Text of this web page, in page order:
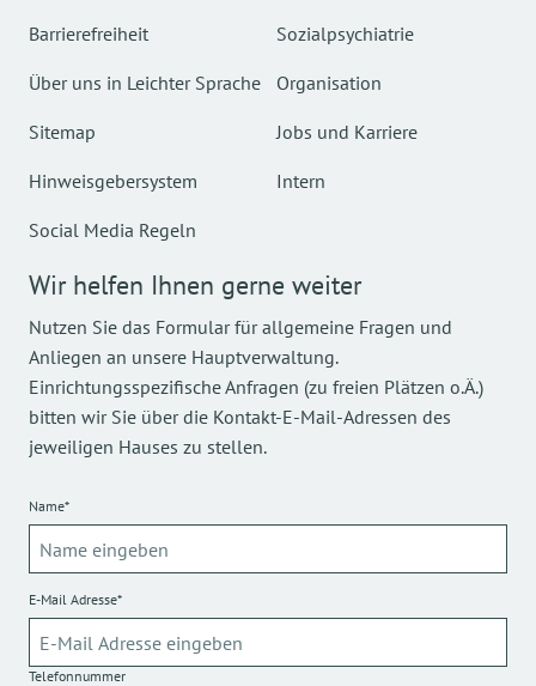
Barrierefreiheit
Über uns in Leichter Sprache
Sitemap
Hinweisgebersystem
Social Media Regeln
Sozialpsychiatrie
Organisation
Jobs und Karriere
Intern
Wir helfen Ihnen gerne weiter
Nutzen Sie das Formular für allgemeine Fragen und
Anliegen an unsere Hauptverwaltung.
Einrichtungsspezifische Anfragen (zu freien Plätzen o.Ä.)
bitten wir Sie über die Kontakt-E-Mail-Adressen des
jeweiligen Hauses zu stellen.
Name*
E-Mail Adresse*
Telefonnummer